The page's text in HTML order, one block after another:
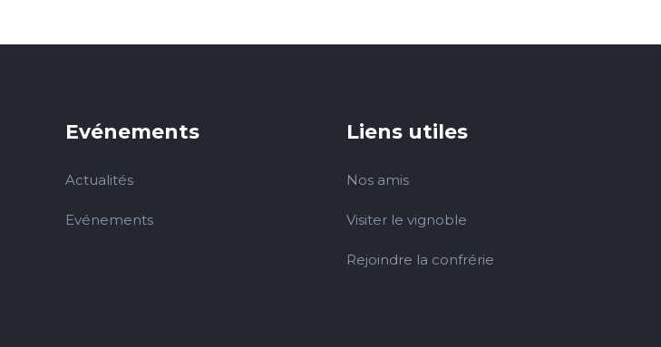
Evénements
Actualités
Evénements
Liens utiles
Nos amis
Visiter le vignoble
Rejoindre la confrérie